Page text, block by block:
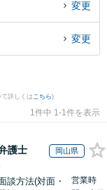
約したい』などでお困
変更
変更
詳しくは こちら)
1件中 1-1件を表示
護士 岡山県
談方法(対面・
営業時